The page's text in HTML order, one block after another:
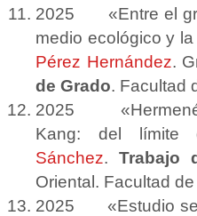
2025
«Entre el
medio ecológico y
Pérez Hernández.
de Grado. Facultad
2025
Kang: del
Sánchez.Trabajo
Oriental. Facultad
2025
«Estudio